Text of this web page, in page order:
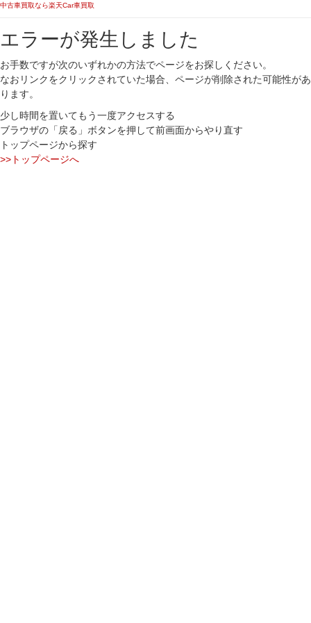
中古車買取なら楽天Car車買取
エラーが発生しました
お手数ですが次のいずれかの方法でページをお探しください。
なおリンクをクリックされていた場合、ページが削除された可能性があ
ります。
少し時間を置いてもう一度アクセスする
ブラウザの「戻る」ボタンを押して前画面からやり直す
トップページから探す
>>トップページへ